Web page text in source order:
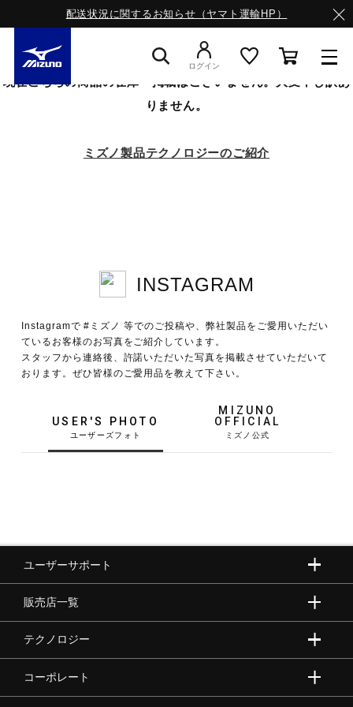
配送状況に関するお知らせ（ヤマト運輸HP）
サッカー／フットサル
トレーニング
ゴルフ
バレーボール
バドミントン
ログイン
現在こちらの商品の在庫・掲載はございません。大変申し訳あ
りません。
ミズノ製品テクノロジーのご紹介
INSTAGRAM
Instagramで #ミズノ 等でのご投稿や、弊社製品をご愛用いただい
ているお客様のお写真をご紹介しています。
スタッフから連絡後、許諾いただいた写真を掲載させていただいて
おります。ぜひ皆様のご愛用品を教えて下さい。
USER'S PHOTO
MIZUNO
OFFICIAL
ユーザーサポート
販売店一覧
テクノロジー
コーポレート